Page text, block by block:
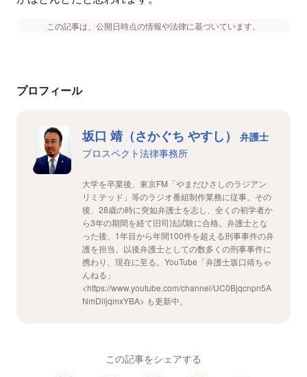
この記事は、公開日時点の情報や法律に基づいています。
プロフィール
坂口 靖（さかぐち やすし）
弁護士
プロスペクト法律事務所
大学を卒業後、東京FM「やまだひさしのラジアン
リミテッド」等のラジオ番組制作業務に従事。その
後、28歳の時に突如弁護士を志し、全くの初学者か
ら3年の期間を経て旧司法試験に合格。弁護士とな
った後、1年目から年間100件を超える刑事事件の弁
護を担当。以後弁護士としての数多くの刑事事件に
携わり、現在に至る。YouTube「弁護士坂口靖ちゃ
んねる」
<https://www.youtube.com/channel/UC0Bjqcnpn5A
NmDlijqmxYBA> も更新中。
この記事をシェアする